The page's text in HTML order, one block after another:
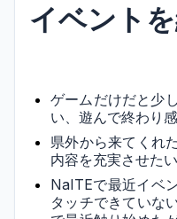
イベント
ゲームだけだと少
い、遊んで終わり
県外から来てくれ
内容を充実させたい
NaITEで最近イベ
タッチできていな